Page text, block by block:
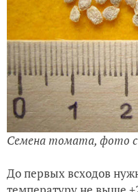
Семена томата, фото
До первых всходов